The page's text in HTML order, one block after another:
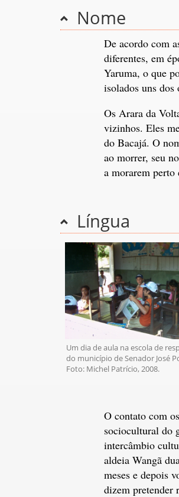
Nome
De acordo com
diferentes, em
Yaruma, o que
isolados uns dos
Os Arara da
vizinhos. Eles
do Bacajá. O
ao morrer, seu
a morarem perto
Língua
Um dia de aula na escola de
do município de Senador José
Foto: Michel Patrício, 2008.
O contato com
sociocultural do
intercâmbio
aldeia Wangã
meses e depois
dizem pretender